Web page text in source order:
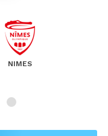
NIMES